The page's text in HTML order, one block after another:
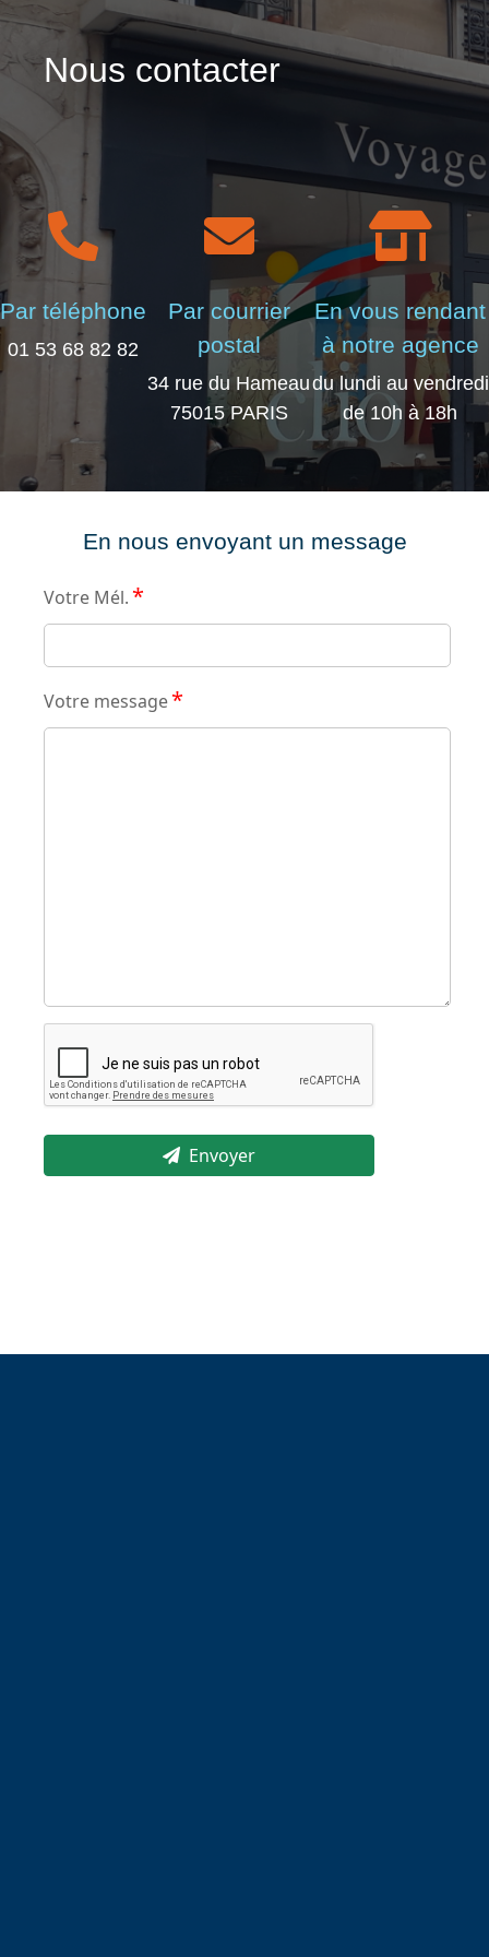
Nous contacter
Par téléphone
01 53 68 82 82
Par courrier
postal
34 rue du Hameau
75015 PARIS
En vous rendant
à notre agence
du lundi au vendredi
de 10h à 18h
En nous envoyant un message
Votre Mél. *
Votre message*
Envoyer